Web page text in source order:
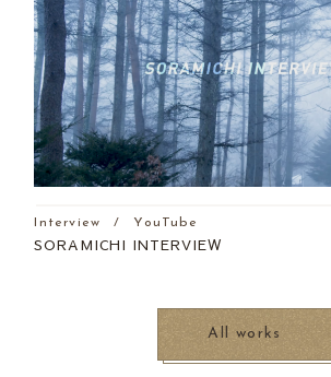
Interview YouTube
SORAMICHI INTERVIEW
All works